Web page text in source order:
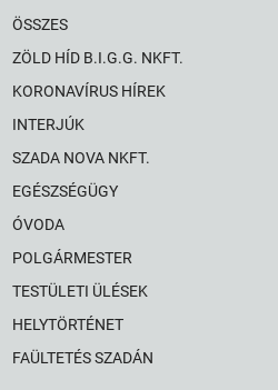
ÖSSZES
ZÖLD HÍD B.I.G.G. NKFT.
KORONAVÍRUS HÍREK
INTERJÚK
SZADA NOVA NKFT.
EGÉSZSÉGÜGY
ÓVODA
POLGÁRMESTER
TESTÜLETI ÜLÉSEK
HELYTÖRTÉNET
FAÜLTETÉS SZADÁN